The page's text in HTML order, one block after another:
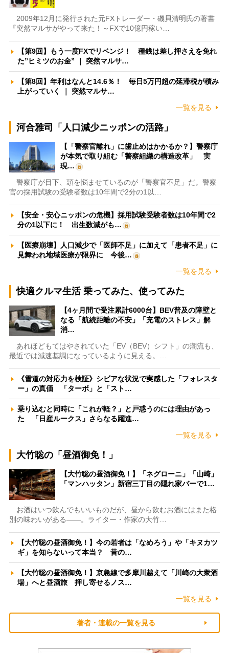
2009年12月に発行された元FXトレーダー・磯貝清明氏の著書
『突然マルサがやって来た！～FXで10億円稼い…
【第9回】もう一度FXでリベンジ！ 種銭は差し押さえを免れ
た”ヒミツのお金” ｜ 突然マルサ…
【第8回】年利はなんと14.6％！ 毎日5万円超の延滞税が積み
上がっていく ｜ 突然マルサ…
一覧を見る
河合雅司「人口減少ニッポンの活路」
【「警察官離れ」に歯止めはかかるか？】警察庁
が本気で取り組む「警察組織の構造改革」 実
現…
警察庁が目下、頭を悩ませているのが「警察官不足」だ。警察
官の採用試験の受験者数は10年間で2分の1以…
【安全・安心ニッポンの危機】採用試験受験者数は10年間で2
分の1以下に！ 出生数減がも…
【医療崩壊】人口減少で「医師不足」に加えて「患者不足」に
見舞われ地域医療が限界に 今後…
一覧を見る
快適クルマ生活 乗ってみた、使ってみた
【4ヶ月間で受注累計6000台】BEV普及の障壁と
なる「航続距離の不安」「充電のストレス」解
消…
あれほどもてはやされていた「EV（BEV）シフト」の潮流も、
最近では減速基調になっているように見える。…
《雪道の対応力を検証》シビアな状況で実感した「フォレスタ
ー」の真価 「ターボ」と「スト…
乗り込むと同時に「これが軽？」と戸惑うのには理由があっ
た 「日産ルークス」さらなる躍進…
一覧を見る
大竹聡の「昼酒御免！」
【大竹聡の昼酒御免！】「ネグローニ」「山崎」
「マンハッタン」新宿三丁目の隠れ家バーで1…
お酒はいつ飲んでもいいものだが、昼から飲むお酒にはまた格
別の味わいがある――。ライター・作家の大竹…
【大竹聡の昼酒御免！】今の若者は「なめろう」や「キヌカツ
ギ」を知らないって本当？ 昔の…
【大竹聡の昼酒御免！】京急線で多摩川越えて「川崎の大衆酒
場」へと昼酒旅 押し寄せるノス…
一覧を見る
著者・連載の一覧を見る